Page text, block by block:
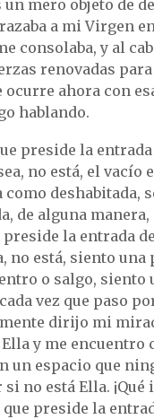
un mero objeto de
a mi Virgen
consolaba, y al
renovadas
ocurre ahora con
hablando.
preside la
no está, el vacío
como deshabitada,
de alguna
la entrada
no está, siento
o salgo,
vez que paso
dirijo mi
y me encuentro
un espacio que
si no está Ella.
preside la